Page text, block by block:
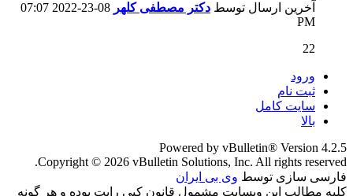
آخرین ارسال توسط دکتر مصطفی کلهر
07:07
PM
22
ورود
ثبت نام
سایت کامل
بالا
Powered by vBulletin® Version 4.2.5
Copyright © 2026 vBulletin Solutions, Inc. All rights reserved.
فارسی سازی توسط وی بی ایران
کلیه مطالب این وبسایت مشمول قانون کپی رایت بوده و هر گونه